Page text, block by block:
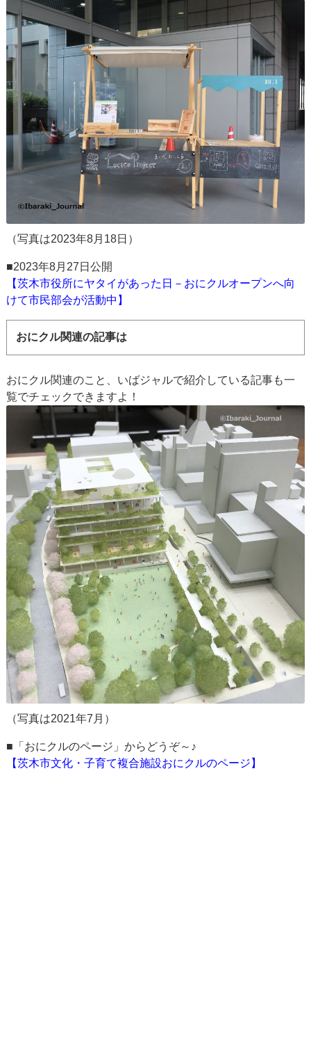
（写真は2023年8月18日）
■2023年8月27日公開
【茨木市役所にヤタイがあった日－おにクルオープンへ向
けて市民部会が活動中】
おにクル関連の記事は
おにクル関連のこと、いばジャルで紹介している記事も一
覧でチェックできますよ！
（写真は2021年7月）
■「おにクルのページ」からどうぞ～♪
【茨木市文化・子育て複合施設おにクルのページ】